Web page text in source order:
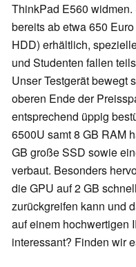
ThinkPad E560
bereits ab etwa 650
HDD) erhältlich,
und Studenten fallen
Unser Testgerät bewegt
oberen Ende der
entsprechend üppig
6500U samt 8 GB RAM
GB große SSD sowie
verbaut. Besonders
die GPU auf 2 GB
zurückgreifen kann und
auf einem hochwertigen
interessant? Finden wir